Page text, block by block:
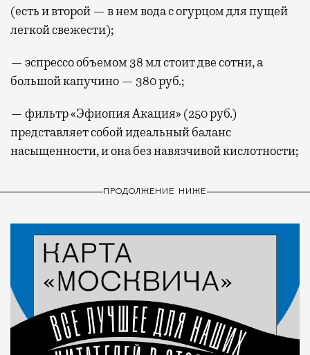
(есть и второй — в нем вода с огурцом для пущей
легкой свежести);
— эспрессо объемом 38 мл стоит две сотни, а
большой капучино — 380 руб.;
— фильтр «Эфиопия Акация» (250 руб.)
представляет собой идеальный баланс
насыщенности, и она без навязчивой кислотности;
ПРОДОЛЖЕНИЕ НИЖЕ